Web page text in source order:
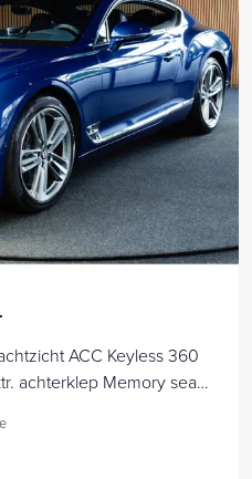
ACC Keyless 360
achterklep Memory seats